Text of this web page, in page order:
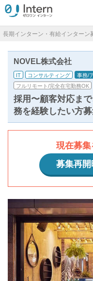
長期インターン・有給インターン
NOVEL株式会社
IT コンサルティング 事務/
フルリモート/完全在宅勤務OK
採用〜顧客対応ま
務を経験したい方募
現在募
募集再